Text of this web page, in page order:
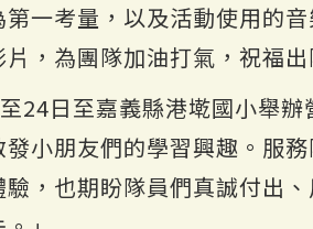
一考量，以及活動使用的
，為團隊加油打氣，祝福出
24日至嘉義縣港墘國小舉
小朋友們的學習興趣。服
，也期盼隊員們真誠付出